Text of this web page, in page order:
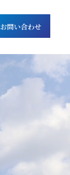
お問い合わせ